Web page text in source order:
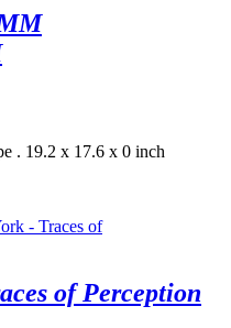
. 19.2 x 17.6 x 0 inch
of Perception